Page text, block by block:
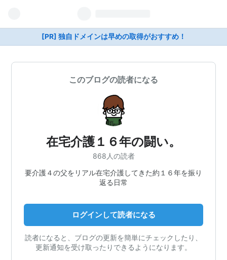
[PR] 独自ドメインは早めの取得がおすすめ！
このブログの読者になる
在宅介護１６年の闘い。
868人の読者
要介護４の父をリアル在宅介護してきた約１６年を振り
返る日常
ログインして読者になる
読者になると、ブログの更新を簡単にチェックしたり、
更新通知を受け取ったりできるようになります。